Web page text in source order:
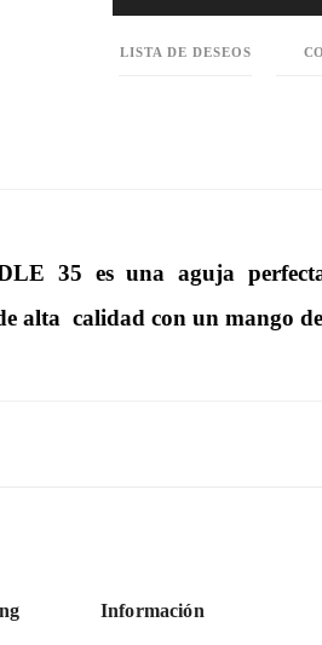
LISTA DE DESEOS
35 es una aguja
alta calidad con un mango
Información